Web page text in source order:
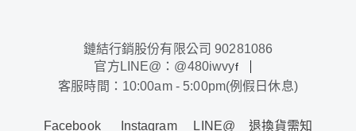
鏈結行銷股份有限公司 90281086
官方LINE@：@480iwvyf
客服時間：10:00am - 5:00pm(例假日休息)
Facebook Instagram LINE@ 退換貨需知